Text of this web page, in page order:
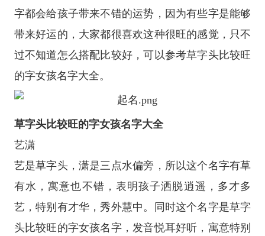
字都会给孩子带来不错的运势，因为有些字是能够
带来好运的，大家都很喜欢这种很旺的感觉，只不
过不知道怎么搭配比较好，可以参考草字头比较旺
的字女孩名字大全。
草字头比较旺的字女孩名字大全
艺潇
艺是草字头，潇是三点水偏旁，所以这个名字有草
有水，寓意也不错，表明孩子洒脱逍遥，多才多
艺，特别有才华，秀外慧中。同时这个名字是草字
头比较旺的字女孩名字，发音悦耳好听，寓意特别